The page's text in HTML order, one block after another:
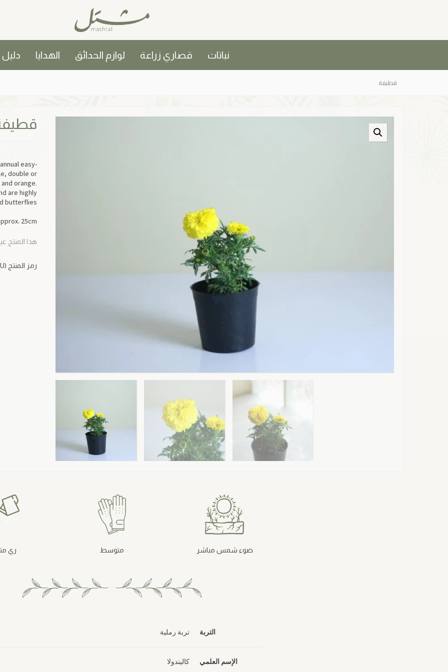
نباتات قصاري زراعة لوازم الحدائق الهدايا دليل
قطيفة
easy-
double or
orange.
are highly
butterflies.
25cm
هذا المنتج
رمز المنتج (SKU)
ضوء شمس مباشر متوسط ري
التربة تربة رملية
الإسم العلمي كاليندولا